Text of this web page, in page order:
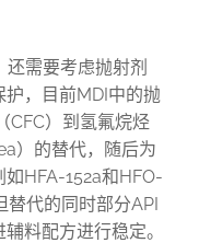
需要考虑抛射剂
，目前MDI中的抛
CFC）到氢氟烷烃
）的替代，随后为
HFA-152a和HFO-
替代的同时部分API
料配方进行稳定。